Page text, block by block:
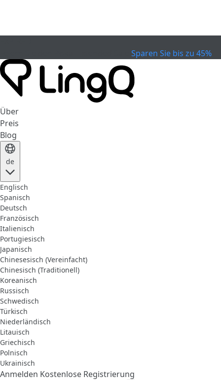
Sparen Sie bis zu 45%
Über
Preis
Blog
de
Englisch
Spanisch
Deutsch
Französisch
Italienisch
Portugiesisch
Japanisch
Chinesesisch (Vereinfacht)
Chinesisch (Traditionell)
Koreanisch
Russisch
Schwedisch
Türkisch
Niederländisch
Litauisch
Griechisch
Polnisch
Ukrainisch
Anmelden Kostenlose Registrierung